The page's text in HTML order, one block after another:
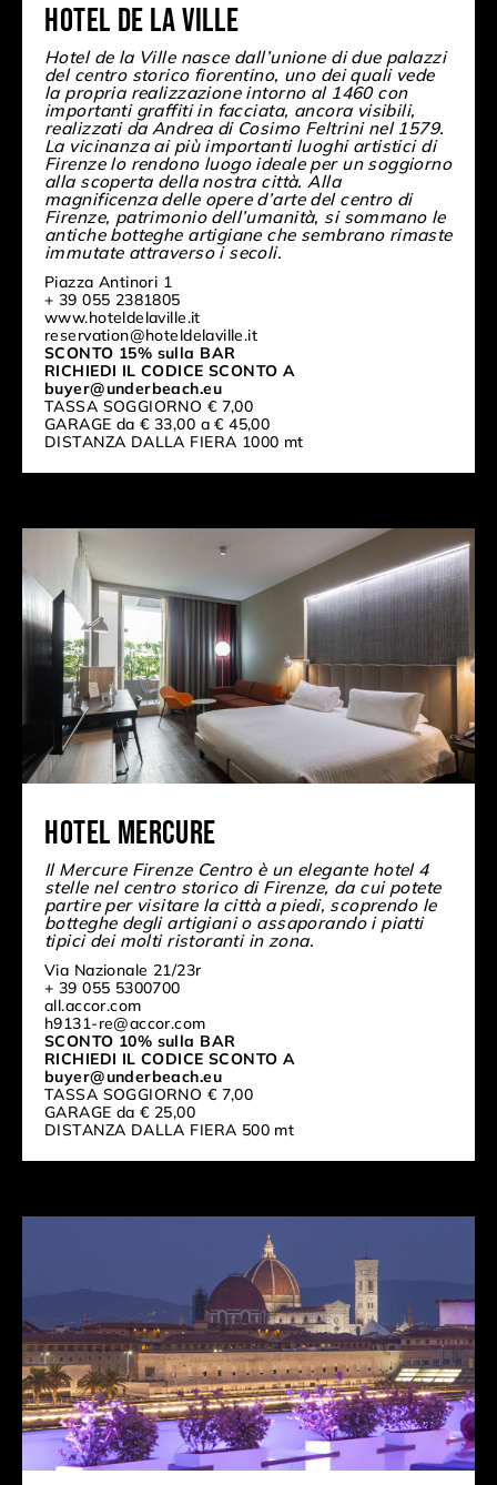
Hotel De La Ville
Hotel de la Ville nasce dall’unione di due palazzi
del centro storico fiorentino, uno dei quali vede
la propria realizzazione intorno al 1460 con
importanti graffiti in facciata, ancora visibili,
realizzati da Andrea di Cosimo Feltrini nel 1579.
La vicinanza ai più importanti luoghi artistici di
Firenze lo rendono luogo ideale per un soggiorno
alla scoperta della nostra città. Alla
magnificenza delle opere d’arte del centro di
Firenze, patrimonio dell’umanità, si sommano le
antiche botteghe artigiane che sembrano rimaste
immutate attraverso i secoli.
Piazza Antinori 1
+ 39 055 2381805
www.hoteldelaville.it
reservation@hoteldelaville.it
SCONTO 15% sulla BAR
RICHIEDI IL CODICE SCONTO A
buyer@underbeach.eu
TASSA SOGGIORNO € 7,00
GARAGE da € 33,00 a € 45,00
DISTANZA DALLA FIERA 1000 mt
Hotel Mercure
Il Mercure Firenze Centro è un elegante hotel 4
stelle nel centro storico di Firenze, da cui potete
partire per visitare la città a piedi, scoprendo le
botteghe degli artigiani o assaporando i piatti
tipici dei molti ristoranti in zona.
Via Nazionale 21/23r
+ 39 055 5300700
all.accor.com
h9131-re@accor.com
SCONTO 10% sulla BAR
RICHIEDI IL CODICE SCONTO A
buyer@underbeach.eu
TASSA SOGGIORNO € 7,00
GARAGE da € 25,00
DISTANZA DALLA FIERA 500 mt